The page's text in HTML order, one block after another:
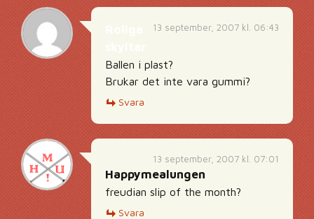
13 september, 2007 kl. 06:43
Ballen i plast?
Brukar det inte vara gummi?
Svara
13 september, 2007 kl. 07:01
Happymealungen
freudian slip of the month?
Svara